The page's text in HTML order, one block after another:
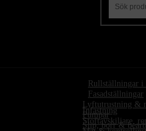
Rullställningar
Fasadställningar
Lyftutrustning &
Pumpar
Slip, borr &
Infästning
Stoftavskiljare,